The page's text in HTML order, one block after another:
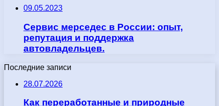
09.05.2023
Сервис мерседес в России: опыт,
репутация и поддержка
автовладельцев.
Последние записи
28.07.2026
Как переработанные и природные